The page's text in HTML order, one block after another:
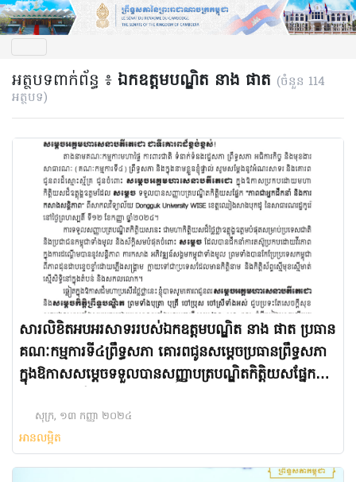
អត្ថបទពាក់ព័ន្ធ ៖ ឯកឧត្តមបណ្ឌិត នាង ផាត (ចំនួន 114
អត្ថបទ)
សារលិខិតអបអរសាទររបស់ឯកឧត្តមបណ្ឌិត នាង ផាត ប្រធាន
គណៈកម្មការទី៤ព្រឹទ្ធសភា គោរពជូនសម្ដេចប្រធានព្រឹទ្ធសភា
ក្នុងឱកាសសម្ដេចទទួលបានសញ្ញាបត្របណ្ឌិតកិត្តិយសផ្នែក
ពីសាកលវិទ្យាល័យ Dongguk University WISE
ខេត្តឃ្យុងសាងបុកដូ នៃសាធារណរដ្ឋកូរ៉េ នៅថ្ងៃទី១២ ខែកញ្ញា
ឆ្នាំ២០២៤
សុក្រ, ១៣ កញ្ញា ២០២៤
អានលម្អិត